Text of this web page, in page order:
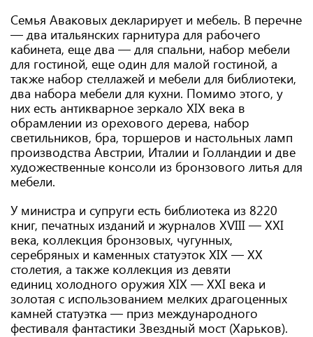
Семья Аваковых декларирует и мебель. В перечне
— два итальянских гарнитура для рабочего
кабинета, еще два — для спальни, набор мебели
для гостиной, еще один для малой гостиной, а
также набор стеллажей и мебели для библиотеки,
два набора мебели для кухни. Помимо этого, у
них есть антикварное зеркало XIX века в
обрамлении из орехового дерева, набор
светильников, бра, торшеров и настольных ламп
производства Австрии, Италии и Голландии и две
художественные консоли из бронзового литья для
мебели.
У министра и супруги есть библиотека из 8220
книг, печатных изданий и журналов XVIII — XXI
века, коллекция бронзовых, чугунных,
серебряных и каменных статуэток XIX — XX
столетия, а также коллекция из девяти
единиц холодного оружия XIX — XXI века и
золотая с использованием мелких драгоценных
камней статуэтка — приз международного
фестиваля фантастики Звездный мост (Харьков).